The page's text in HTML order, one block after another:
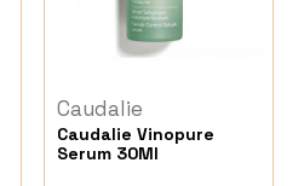
Caudalie
Caudalie Vinopure
Serum 30Ml